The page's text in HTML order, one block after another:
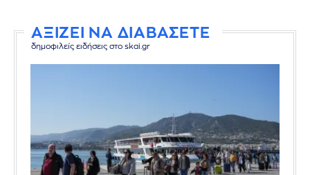
ΑΞΙΖΕΙ ΝΑ ΔΙΑΒΑΣΕΤΕ
δημοφιλείς ειδήσεις στο skai.gr